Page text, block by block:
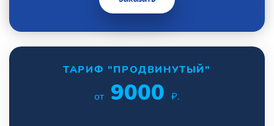
ТАРИФ "ПРОДВИНУТЫЙ"
от 9000 ₽.